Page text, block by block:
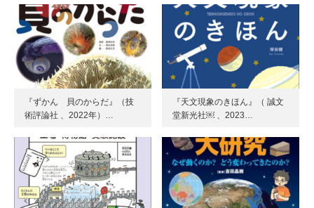
『ずかん 貝のからだ』（技
術評論社 、2022年）…
『天文現象のきほん』（ 誠文
堂新光社￼ 、2023…